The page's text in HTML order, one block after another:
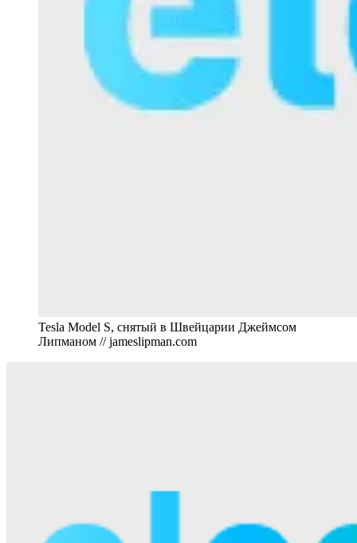
Tesla Model S, снятый в Швейцарии Джеймсом
Липманом // jameslipman.com